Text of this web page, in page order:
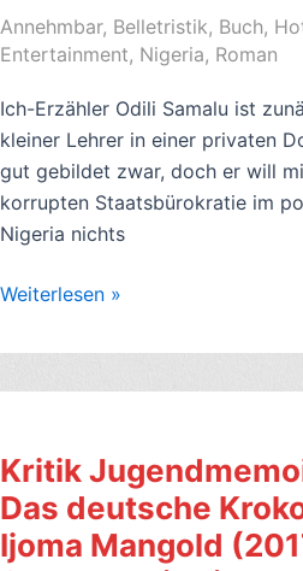
Annehmbar, Belletristik, Buch,
Entertainment, Nigeria, Roman
Ich-Erzähler Odili Samalu ist
kleiner Lehrer in einer privaten
gut gebildet zwar, doch er will
korrupten Staatsbürokratie im
Nigeria nichts
Romankritik.
von
uns,
Achebe
(1966,
engl.
Weiterlesen »
Kritik
Das deutsche
Ijoma Mangold